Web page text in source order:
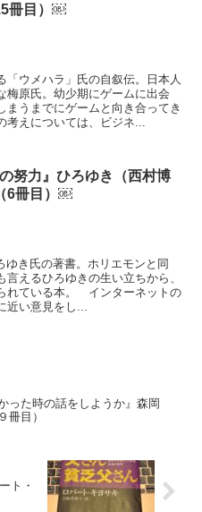
冊目）￼
ウメハラ」氏の自叙伝。日本人
梅原氏。幼少期にゲームに出会
まうまでにゲームと向き合ってき
えについては、ビジネ...
の努力』ひろゆき（西村博
6冊目）￼
き氏の著書。ホリエモンと同
えるひろゆきの生い立ちから、
れている本。 インターネットの
近い意見をし...
かった時の話をしようか』森岡
冊目）
ト・